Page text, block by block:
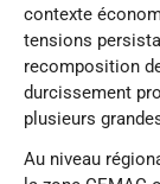
contexte
tensions
recomposition
durcissement
plusieurs
Au niveau